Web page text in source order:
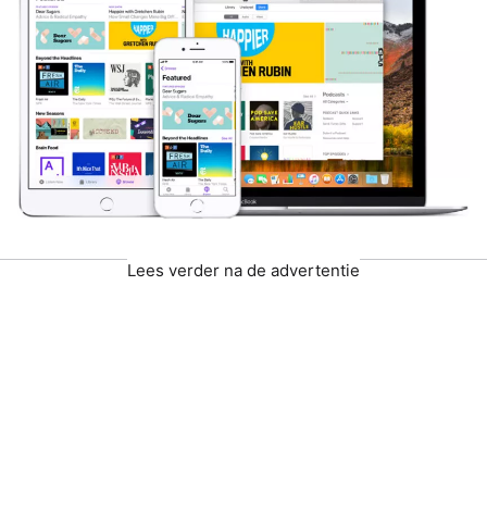
Lees verder na de advertentie